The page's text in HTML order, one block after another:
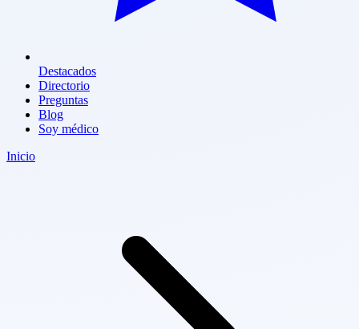
Destacados
Directorio
Preguntas
Blog
Soy médico
Inicio